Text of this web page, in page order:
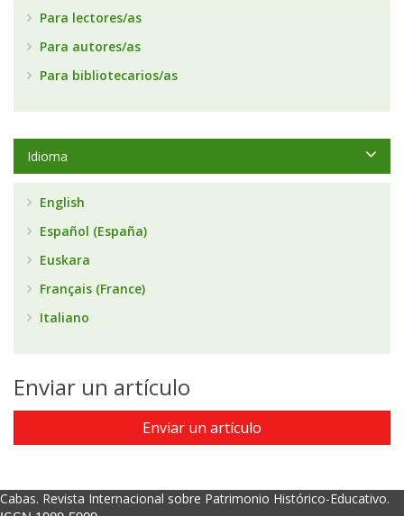
Para lectores/as
Para autores/as
Para bibliotecarios/as
Idioma
English
Español (España)
Euskara
Français (France)
Italiano
Enviar un artículo
Enviar un artículo
Cabas. Revista Internacional sobre Patrimonio Histórico-Educativo.